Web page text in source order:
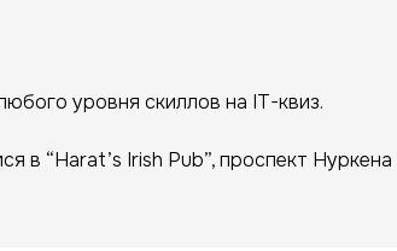
уровня скиллов на IT-квиз.
в “Harat’s Irish Pub”, проспект